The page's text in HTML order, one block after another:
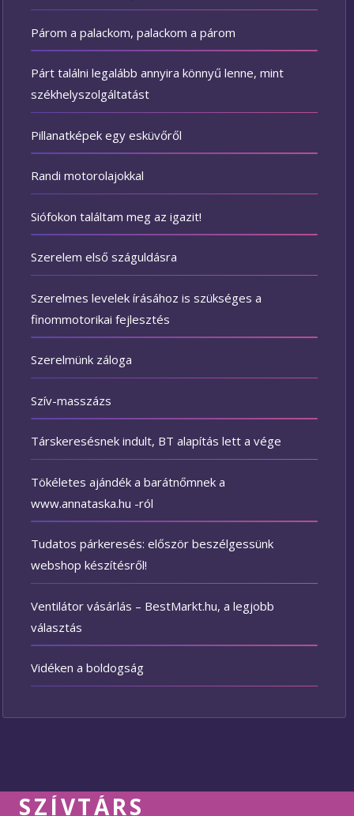
Párom a palackom, palackom a párom
Párt találni legalább annyira könnyű lenne, mint
székhelyszolgáltatást
Pillanatképek egy esküvőről
Randi motorolajokkal
Siófokon találtam meg az igazit!
Szerelem első száguldásra
Szerelmes levelek írásához is szükséges a
finommotorikai fejlesztés
Szerelmünk záloga
Szív-masszázs
Társkeresésnek indult, BT alapítás lett a vége
Tökéletes ajándék a barátnőmnek a
www.annataska.hu -ról
Tudatos párkeresés: először beszélgessünk
webshop készítésről!
Ventilátor vásárlás – BestMarkt.hu, a legjobb
választás
Vidéken a boldogság
SZÍVTÁRS